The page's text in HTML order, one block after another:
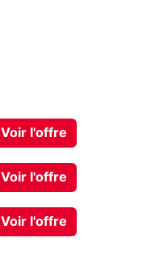
Voir l'offre
Voir l'offre
Voir l'offre